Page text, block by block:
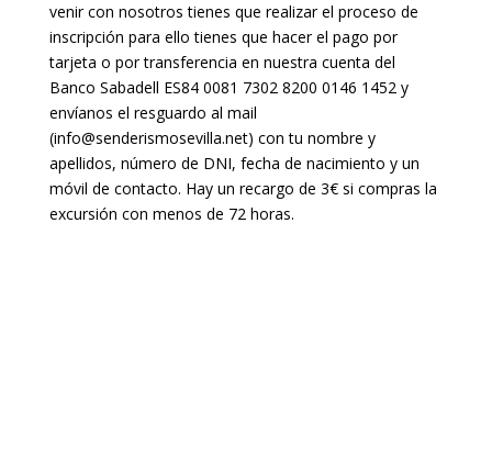
venir con nosotros tienes que realizar el proceso de
inscripción para ello tienes que hacer el pago por
tarjeta o por transferencia en nuestra cuenta del
Banco Sabadell ES84 0081 7302 8200 0146 1452 y
envíanos el resguardo al mail
(info@senderismosevilla.net) con tu nombre y
apellidos, número de DNI, fecha de nacimiento y un
móvil de contacto. Hay un recargo de 3€ si compras la
excursión con menos de 72 horas.